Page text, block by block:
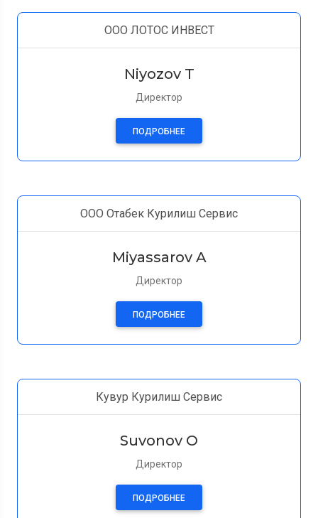
ООО ЛОТОС ИНВЕСТ
Niyozov T
Директор
ПОДРОБНЕЕ
ООО Отабек Курилиш Сервис
Miyassarov A
Директор
ПОДРОБНЕЕ
Кувур Курилиш Сервис
Suvonov O
Директор
ПОДРОБНЕЕ